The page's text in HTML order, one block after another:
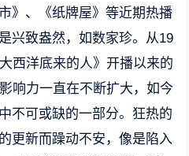
》、《纸牌屋》等近期热播
兴致盎然，如数家珍。从19
西洋底来的人》开播以来的
响力一直在不断扩大，如今
不可或缺的一部分。狂热的
更新而躁动不安，像是陷入